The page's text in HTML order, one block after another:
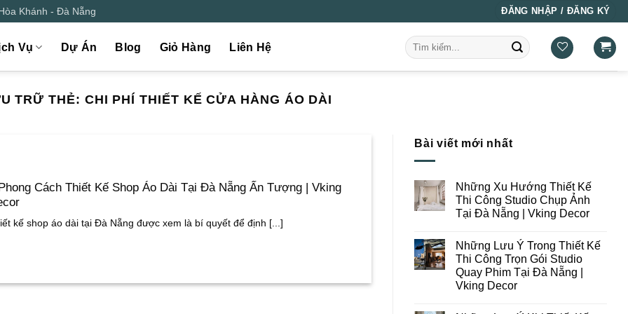
Khánh - Đà Nẵng ĐĂNG NHẬP / ĐĂNG KÝ
Vụ Dự Án Blog Giỏ Hàng Liên Hệ
Tìm
kiếm:
TRỮ THẺ: CHI PHÍ THIẾT KẾ CỬA HÀNG ÁO DÀI
Cách Thiết Kế Shop Áo Dài Tại Đà Nẵng Ấn Tượng | Vking
kế shop áo dài tại Đà Nẵng được xem là bí quyết để định [...]
Bài viết mới nhất
Những Xu Hướng Thiết Kế
Thi Công Studio Chụp Ảnh
Tại Đà Nẵng | Vking Decor
bình
luận
ở
Những
Xu
Hướng
Những Lưu Ý Trong Thiết Kế
Thi Công Trọn Gói Studio
Quay Phim Tại Đà Nẵng |
Vking Decor